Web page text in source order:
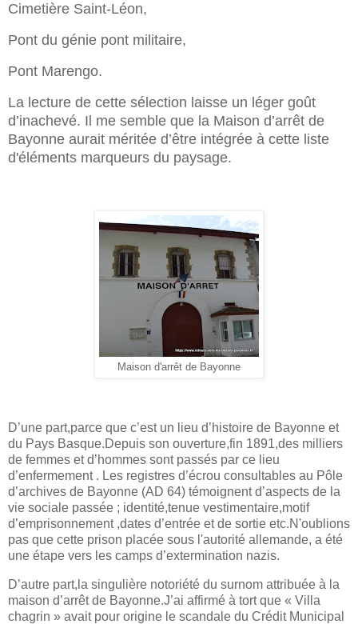
Cimetière Saint-Léon,
Pont du génie pont militaire,
Pont Marengo.
La lecture de cette sélection laisse un léger goût
d’inachevé. Il me semble que la Maison d’arrêt de
Bayonne aurait méritée d’être intégrée à cette liste
d'éléments marqueurs du paysage.
Maison d'arrêt de Bayonne
D’une part,parce que c’est un lieu d’histoire de Bayonne et
du Pays Basque.Depuis son ouverture,fin 1891,des milliers
de femmes et d’hommes sont passés par ce lieu
d’enfermement . Les registres d’écrou consultables au Pôle
d’archives de Bayonne (AD 64) témoignent d’aspects de la
vie sociale passée ; identité,tenue vestimentaire,motif
d’emprisonnement ,dates d’entrée et de sortie etc.N'oublions
pas que cette prison placée sous l'autorité allemande, a été
une étape vers les camps d’extermination nazis.
D’autre part,la singulière notoriété du surnom attribuée à la
maison d’arrêt de Bayonne.J’ai affirmé à tort que « Villa
chagrin » avait pour origine le scandale du Crédit Municipal